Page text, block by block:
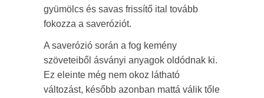
gyümölcs és savas frissítő ital tovább
fokozza a saveróziót.
A saverózió során a fog kemény
szöveteiből ásványi anyagok oldódnak ki.
Ez eleinte még nem okoz látható
változást, később azonban mattá válik tőle